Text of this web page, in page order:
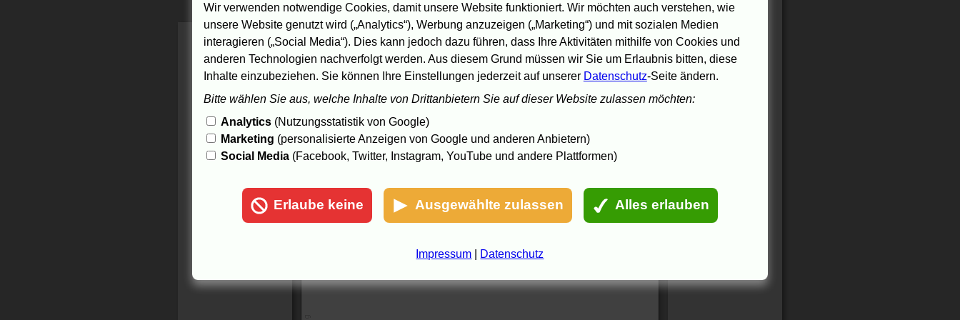
Vahabzadehbeisueddeutsche.de: Im Krieg gibt es keine Oliven.
Christian Schröderim Tagesspiegel: Der Mann mit dem bösen Blick.
17.7.05 16:39, aktualisiert: 18.7.05 14:16
Wir verwenden notwendige Cookies, damit unsere Website funktioniert. Wir möchten auch verstehen, wie
unsere Website genutzt wird („Analytics“), Werbung anzuzeigen („Marketing“) und mit sozialen Medien
interagieren („Social Media“). Dies kann jedoch dazu führen, dass Ihre Aktivitäten mithilfe von Cookies und
anderen Technologien nachverfolgt werden. Aus diesem Grund müssen wir Sie um Erlaubnis bitten, diese
Inhalte einzubeziehen. Sie können Ihre Einstellungen jederzeit auf unserer Datenschutz-Seite ändern.
Bitte wählen Sie aus, welche Inhalte von Drittanbietern Sie auf dieser Website zulassen möchten:
Analytics(Nutzungsstatistik von Google)
Marketing (personalisierte Anzeigen von Google und anderen Anbietern)
Social Media(Facebook, Twitter, Instagram, YouTube und andere Plattformen)
Erlaube keine Ausgewählte zulassen Alles erlauben
Impressum Datenschutz